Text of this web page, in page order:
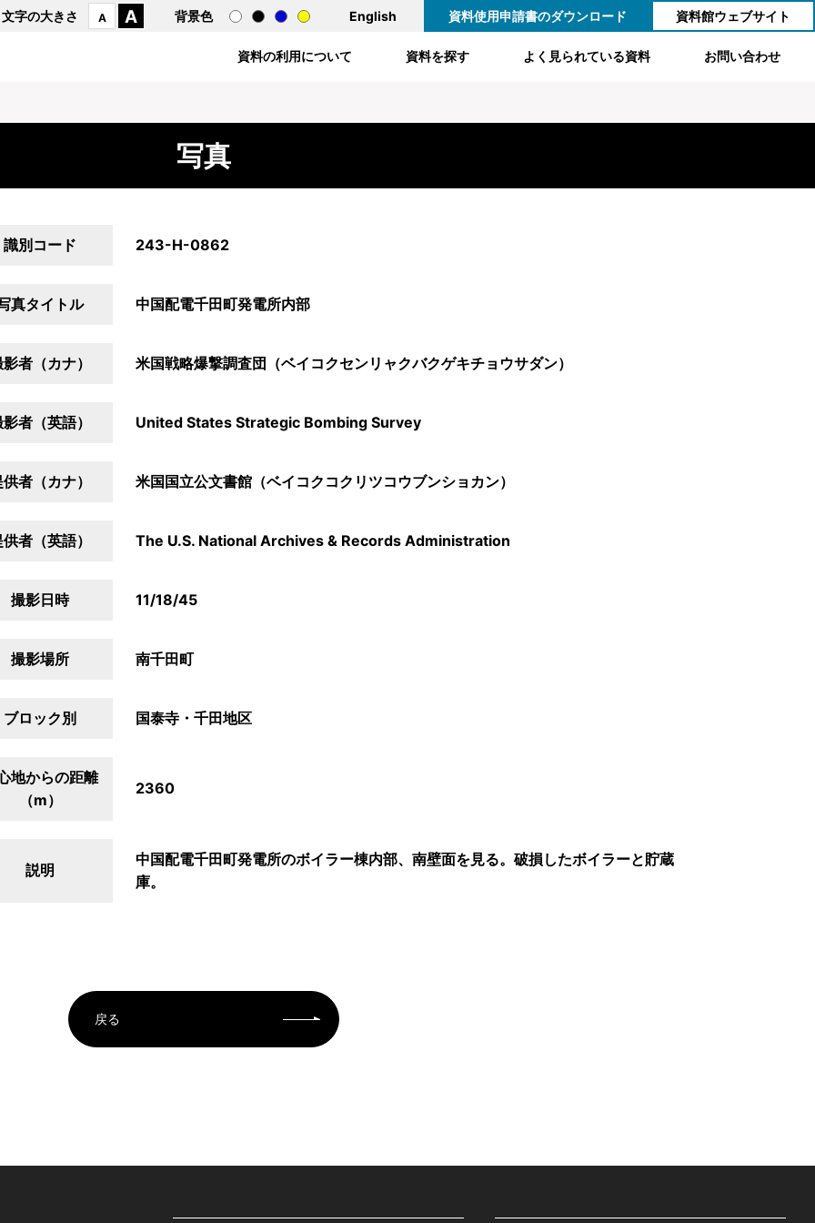
文字の大きさ A A 背景色 English 資料使用申請書のダウンロード 資料館ウェブサイト
資料の利用について 資料を探す よく見られている資料 お問い合わせ
写真
識別コード 243-H-0862
真タイトル 中国配電千田町発電所内部
者（カナ） 米国戦略爆撃調査団（ベイコクセンリャクバクゲキチョウサダン）
者（英語） United States Strategic Bombing Survey
者（カナ） 米国国立公文書館（ベイコクコクリツコウブンショカン）
者（英語） The U.S. National Archives & Records Administration
撮影日時 11/18/45
撮影場所 南千田町
ブロック別 国泰寺・千田地区
地からの距離
（m）
2360
説明
中国配電千田町発電所のボイラー棟内部、南壁面を見る。破損したボイラーと貯蔵
庫。
戻る